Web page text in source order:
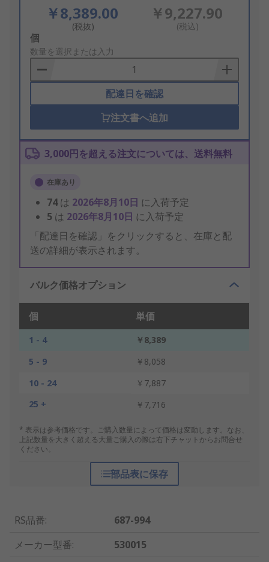
￥8,389.00
(税抜)
￥9,227.90
(税込)
Add
to
Basket
個
数量を選択または入力
配達日を確認
注文書へ追加
3,000円を超える注文については、送料無料
在庫あり
74は 2026年8月10日 に入荷予定
5 は 2026年8月10日 に入荷予定
「配達日を確認」をクリックすると、在庫と配
送の詳細が表示されます。
バルク価格オプション
個 単価
1 - 4
￥8,389
5 - 9
￥8,058
10 - 24
￥7,887
25 +
￥7,716
* 表示は参考価格です。ご購入数量によって価格は変動します。なお、
上記数量を大きく超える大量ご購入の際は右下チャットからお問合せ
ください。
部品表に保存
RS品番:
687-994
メーカー型番:
530015